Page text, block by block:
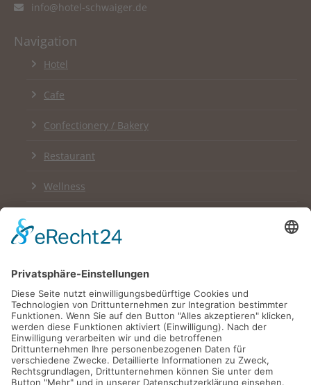
info@hotel-schwaiger.de
Navigation
Hotel
Cafe
Confectionery / Bakery
Restaurant
Wellness
Links
Datenschutzerklärung
Newsletter